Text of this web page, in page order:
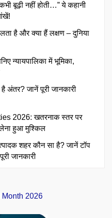
बूढ़ी नहीं होती…” ये कहानी
है और क्या हैं लक्षण – दुनिया
न्यायपालिका में भूमिका,
अंतर? जानें पूरी जानकारी
2026: खतरनाक स्तर पर
हुआ मुश्किल
शहर कौन सा है? जानें टॉप
जानकारी